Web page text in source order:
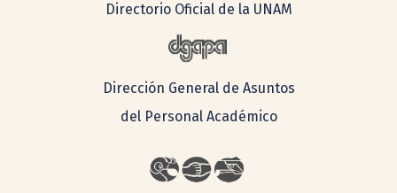
Directorio Oficial de la UNAM
Dirección General de Asuntos
del Personal Académico